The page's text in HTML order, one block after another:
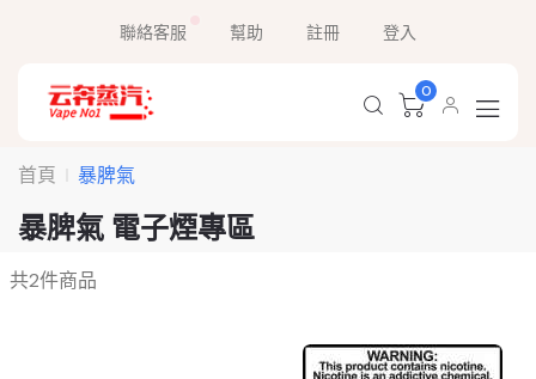
聯絡客服 幫助 註冊 登入
0
首頁 暴脾氣
暴脾氣 電子煙專區
共2件商品